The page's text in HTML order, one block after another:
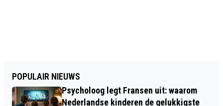
POPULAIR NIEUWS
Psycholoog legt Fransen uit: waarom
Nederlandse kinderen de gelukkigste